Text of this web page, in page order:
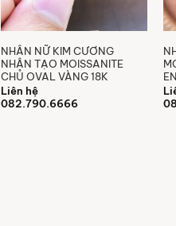
NHẪN NỮ KIM CƯƠNG
NHÂN TẠO MOISSANITE
CHỦ OVAL VÀNG 18K
Liên hệ
082.790.6666